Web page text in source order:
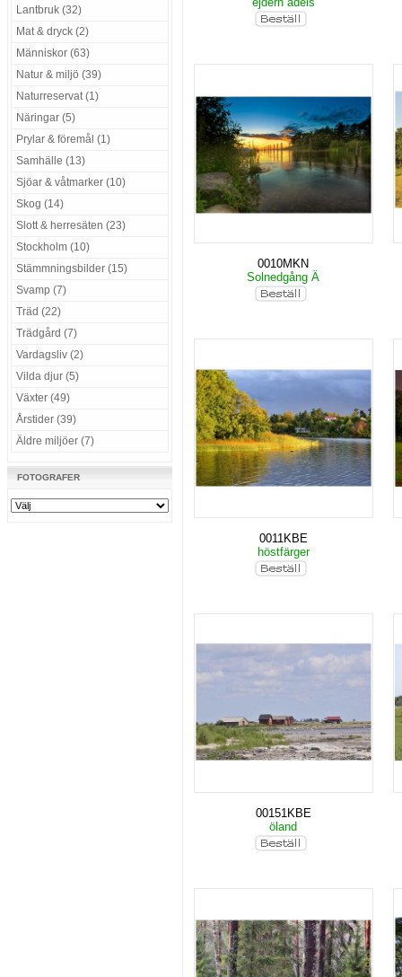
Lantbruk (32)
Mat & dryck (2)
Människor (63)
Natur & miljö (39)
Naturreservat (1)
Näringar (5)
Prylar & föremål (1)
Samhälle (13)
Sjöar & våtmarker (10)
Skog (14)
Slott & herresäten (23)
Stockholm (10)
Stämmningsbilder (15)
Svamp (7)
Träd (22)
Trädgård (7)
Vardagsliv (2)
Vilda djur (5)
Växter (49)
Årstider (39)
Äldre miljöer (7)
FOTOGRAFER
0010MKN
Solnedgång Ä
0011KBE
höstfärger
00151KBE
öland